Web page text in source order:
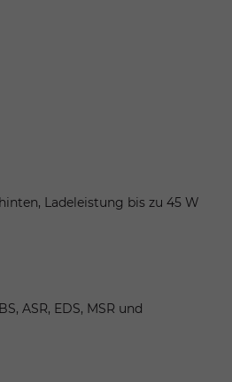
Ladeleistung bis zu 45 W
ASR, EDS, MSR und